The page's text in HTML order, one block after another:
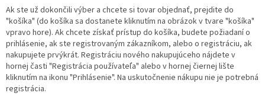
Ak ste už dokončili výber a chcete si tovar objednať, prejdite do
"košíka" (do košíka sa dostanete kliknutím na obrázok v tvare "košíka"
vpravo hore). Ak chcete získať prístup do košíka, budete požiadaní o
prihlásenie, ak ste registrovaným zákazníkom, alebo o registráciu, ak
nakupujete prvýkrát. Registráciu nového nakupujúceho nájdete v
hornej časti "Registrácia používateľa" alebo v hornej čiernej lište
kliknutím na ikonu "Prihlásenie". Na uskutočnenie nákupu nie je potrebná
registrácia.